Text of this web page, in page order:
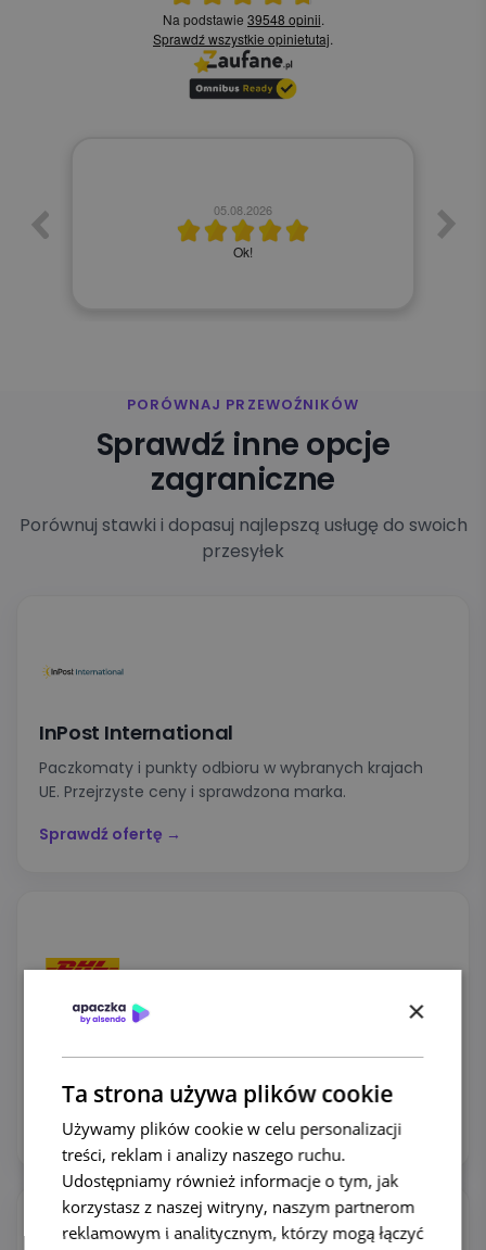
Na podstawie 39548 opinii.
Sprawdź wszystkie opinietutaj.
05.08.2026
Czy polecisz nas innym? - tak
PORÓWNAJ PRZEWOŹNIKÓW
Sprawdź inne opcje
zagraniczne
Porównuj stawki i dopasuj najlepszą usługę do swoich
przesyłek
InPost International
Paczkomaty i punkty odbioru w wybranych krajach
UE. Przejrzyste ceny i sprawdzona marka.
Sprawdź ofertę →
DHL Parcel Connect
21 krajów UE i dostęp do największej sieci automatów
oraz punktów odbioru DHL.
Sprawdź ofertę →
×
Ta strona używa plików cookie
Używamy plików cookie w celu personalizacji
treści, reklam i analizy naszego ruchu.
Udostępniamy również informacje o tym, jak
korzystasz z naszej witryny, naszym partnerom
reklamowym i analitycznym, którzy mogą łączyć